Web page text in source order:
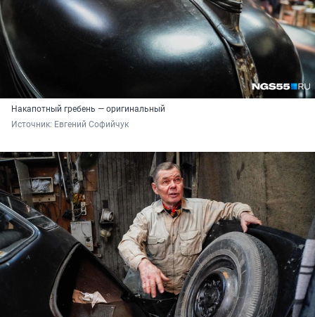
Накапотный гребень — оригинальный
Источник: Евгений Софийчук